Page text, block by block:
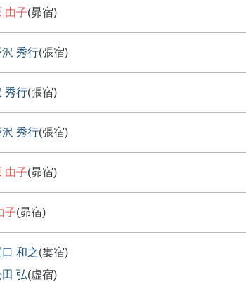
由子(昴宿)
沢 秀行(張宿)
秀行(張宿)
沢 秀行(張宿)
由子(昴宿)
子(昴宿)
和之(婁宿)
弘(虚宿)